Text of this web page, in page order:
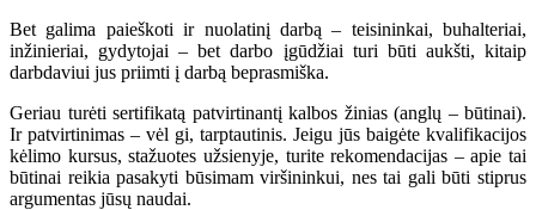
Bet galima paieškoti ir nuolatinį darbą – teisininkai, buhalteriai,
inžinieriai, gydytojai – bet darbo įgūdžiai turi būti aukšti, kitaip
darbdaviui jus priimti į darbą beprasmiška.
Geriau turėti sertifikatą patvirtinantį kalbos žinias (anglų – būtinai).
Ir patvirtinimas – vėl gi, tarptautinis. Jeigu jūs baigėte kvalifikacijos
kėlimo kursus, stažuotes užsienyje, turite rekomendacijas – apie tai
būtinai reikia pasakyti būsimam viršininkui, nes tai gali būti stiprus
argumentas jūsų naudai.